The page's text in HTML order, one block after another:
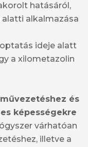
hatásáról,
alatti alkalmazása
ideje alatt
a xilometazolin
és
képességekre
várhatóan
illetve a